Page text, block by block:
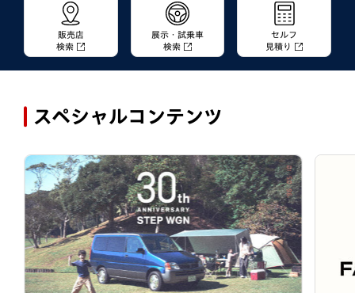
販売店
検索
展示・試乗車
検索
セルフ
見積り
スペシャルコンテンツ